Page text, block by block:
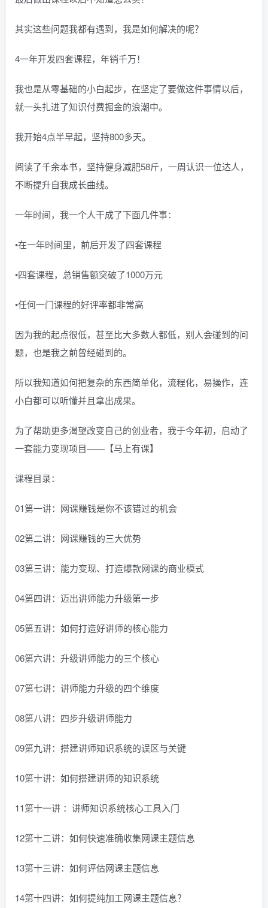
其实这些问题我都有遇到，我是如何解决的呢？
4一年开发四套课程，年销千万！
我也是从零基础的小白起步，在坚定了要做这件事情以后，
就一头扎进了知识付费掘金的浪潮中。
我开始4点半早起，坚持800多天。
阅读了千余本书，坚持健身减肥58斤，一周认识一位达人，
不断提升自我成长曲线。
一年时间，我一个人干成了下面几件事：
•在一年时间里，前后开发了四套课程
•四套课程，总销售额突破了1000万元
•任何一门课程的好评率都非常高
因为我的起点很低，甚至比大多数人都低，别人会碰到的问
题，也是我之前曾经碰到的。
所以我知道如何把复杂的东西简单化，流程化，易操作，连
小白都可以听懂并且拿出成果。
为了帮助更多渴望改变自己的创业者，我于今年初，启动了
一套能力变现项目——【马上有课】
课程目录：
01第一讲：网课赚钱是你不该错过的机会
02第二讲：网课赚钱的三大优势
03第三讲：能力变现、打造爆款网课的商业模式
04第四讲：迈出讲师能力升级第一步
05第五讲：如何打造好讲师的核心能力
06第六讲：升级讲师能力的三个核心
07第七讲：讲师能力升级的四个维度
08第八讲：四步升级讲师能力
09第九讲：搭建讲师知识系统的误区与关键
10第十讲：如何搭建讲师的知识系统
11第十一讲 ：讲师知识系统核心工具入门
12第十二讲：如何快速准确收集网课主题信息
13第十三讲：如何评估网课主题信息
14第十四讲：如何提纯加工网课主题信息？